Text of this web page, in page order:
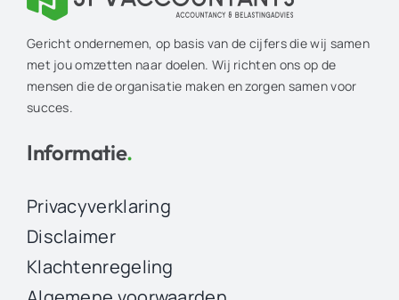
Gericht ondernemen, op basis van de cijfers die wij samen
met jou omzetten naar doelen. Wij richten ons op de
mensen die de organisatie maken en zorgen samen voor
succes.
Informatie.
Privacyverklaring
Disclaimer
Klachtenregeling